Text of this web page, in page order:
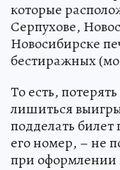
которые
Серпухове,
Новосибирске
бестиражных
То есть,
лишиться
подделать
его номер, – не
при